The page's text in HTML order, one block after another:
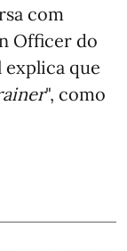
com
Officer do
explica que
", como